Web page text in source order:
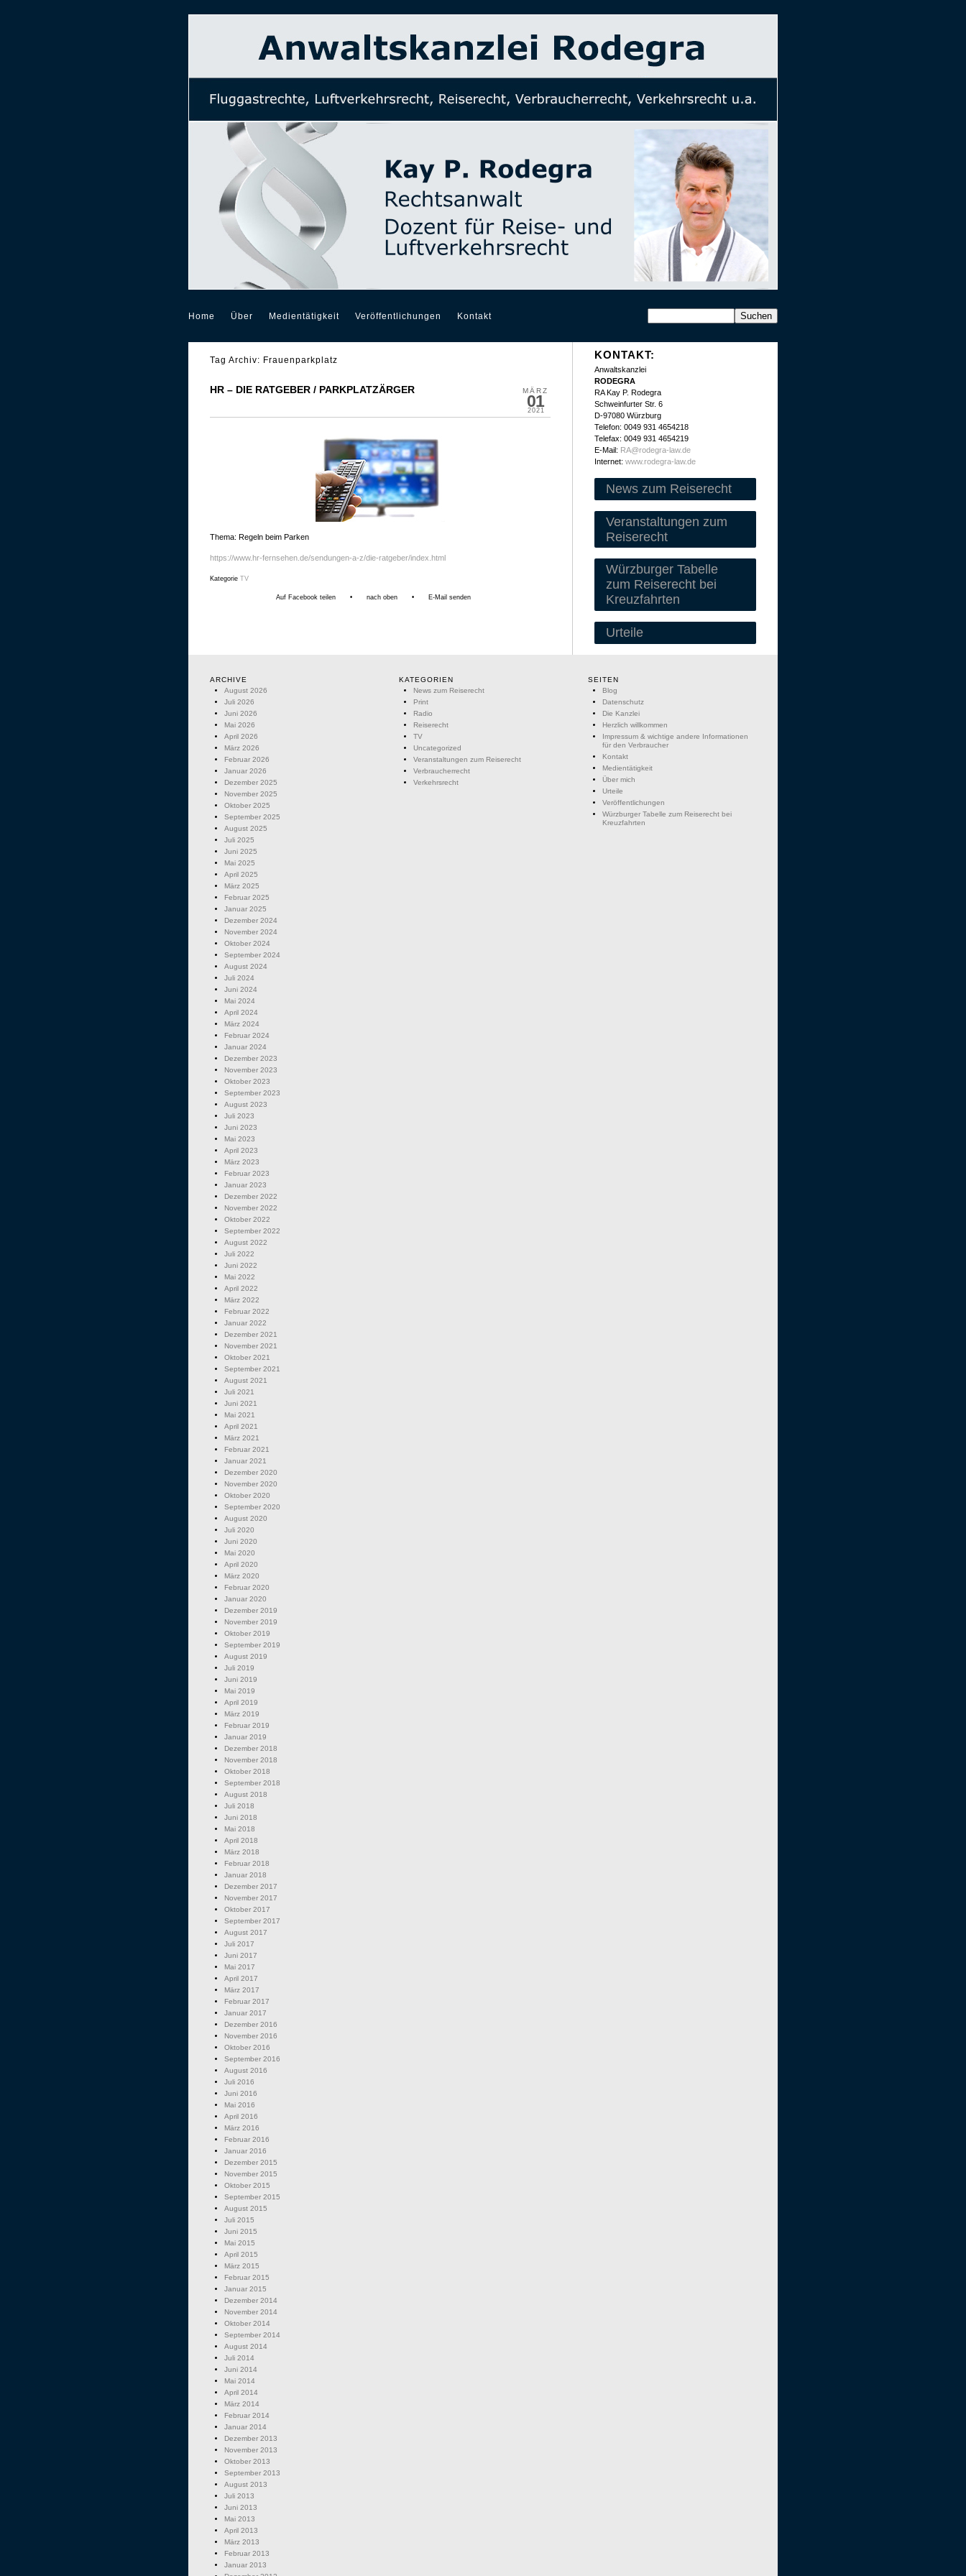
Home Über Medientätigkeit Veröffentlichungen Kontakt
Tag Archiv: Frauenparkplatz
MÄRZ
01
2021
HR – DIE RATGEBER / PARKPLATZÄRGER
Thema: Regeln beim Parken
https://www.hr-fernsehen.de/sendungen-a-z/die-ratgeber/index.html
Kategorie TV
Auf Facebook teilen • nach oben • E-Mail senden
KONTAKT:
Anwaltskanzlei
RODEGRA
RA Kay P. Rodegra
Schweinfurter Str. 6
D-97080 Würzburg
Telefon: 0049 931 4654218
Telefax: 0049 931 4654219
E-Mail: RA@rodegra-law.de
Internet: www.rodegra-law.de
News zum Reiserecht
Veranstaltungen zum
Reiserecht
Würzburger Tabelle
zum Reiserecht bei
Kreuzfahrten
Urteile
ARCHIVE
August 2026
Juli 2026
Juni 2026
Mai 2026
April 2026
März 2026
Februar 2026
Januar 2026
Dezember 2025
November 2025
Oktober 2025
September 2025
August 2025
Juli 2025
Juni 2025
Mai 2025
April 2025
März 2025
Februar 2025
Januar 2025
Dezember 2024
November 2024
Oktober 2024
September 2024
August 2024
Juli 2024
Juni 2024
Mai 2024
April 2024
März 2024
Februar 2024
Januar 2024
Dezember 2023
November 2023
Oktober 2023
September 2023
August 2023
Juli 2023
Juni 2023
Mai 2023
April 2023
März 2023
Februar 2023
Januar 2023
Dezember 2022
November 2022
Oktober 2022
September 2022
August 2022
Juli 2022
Juni 2022
Mai 2022
April 2022
März 2022
Februar 2022
Januar 2022
Dezember 2021
November 2021
Oktober 2021
September 2021
August 2021
Juli 2021
Juni 2021
Mai 2021
April 2021
März 2021
Februar 2021
Januar 2021
Dezember 2020
November 2020
Oktober 2020
September 2020
August 2020
Juli 2020
Juni 2020
Mai 2020
April 2020
März 2020
Februar 2020
Januar 2020
Dezember 2019
November 2019
Oktober 2019
September 2019
August 2019
Juli 2019
Juni 2019
Mai 2019
April 2019
März 2019
Februar 2019
Januar 2019
Dezember 2018
November 2018
Oktober 2018
September 2018
August 2018
Juli 2018
Juni 2018
Mai 2018
April 2018
März 2018
Februar 2018
Januar 2018
Dezember 2017
November 2017
Oktober 2017
September 2017
August 2017
Juli 2017
Juni 2017
Mai 2017
April 2017
März 2017
Februar 2017
Januar 2017
Dezember 2016
November 2016
Oktober 2016
September 2016
August 2016
Juli 2016
Juni 2016
Mai 2016
April 2016
März 2016
Februar 2016
Januar 2016
Dezember 2015
November 2015
Oktober 2015
September 2015
August 2015
Juli 2015
Juni 2015
Mai 2015
April 2015
März 2015
Februar 2015
Januar 2015
Dezember 2014
November 2014
Oktober 2014
September 2014
August 2014
Juli 2014
Juni 2014
Mai 2014
April 2014
März 2014
Februar 2014
Januar 2014
Dezember 2013
November 2013
Oktober 2013
September 2013
August 2013
Juli 2013
Juni 2013
Mai 2013
April 2013
März 2013
Februar 2013
Januar 2013
KATEGORIEN
News zum Reiserecht
Print
Radio
Reiserecht
TV
Uncategorized
Veranstaltungen zum Reiserecht
Verbraucherrecht
Verkehrsrecht
SEITEN
Blog
Datenschutz
Die Kanzlei
Herzlich willkommen
Impressum & wichtige andere Informationen
für den Verbraucher
Kontakt
Medientätigkeit
Über mich
Urteile
Veröffentlichungen
Würzburger Tabelle zum Reiserecht bei
Kreuzfahrten